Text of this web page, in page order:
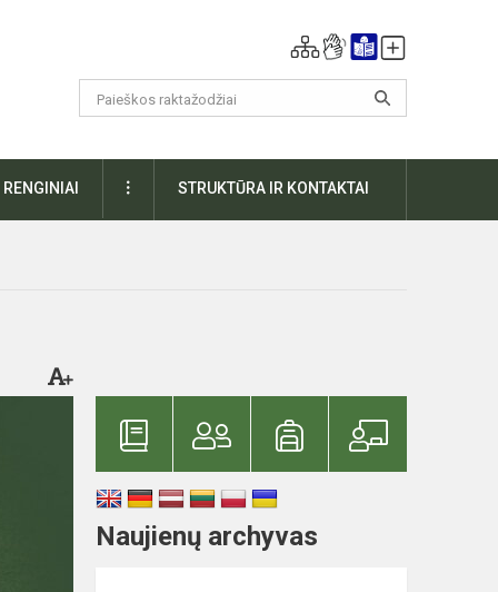
RENGINIAI DAUGIAUSTRUKTŪRA IR KONTAKTAI
Naujienų archyvas